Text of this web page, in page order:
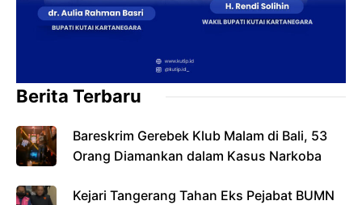
Berita Terbaru
Bareskrim Gerebek Klub Malam di Bali, 53
Orang Diamankan dalam Kasus Narkoba
Kejari Tangerang Tahan Eks Pejabat BUMN